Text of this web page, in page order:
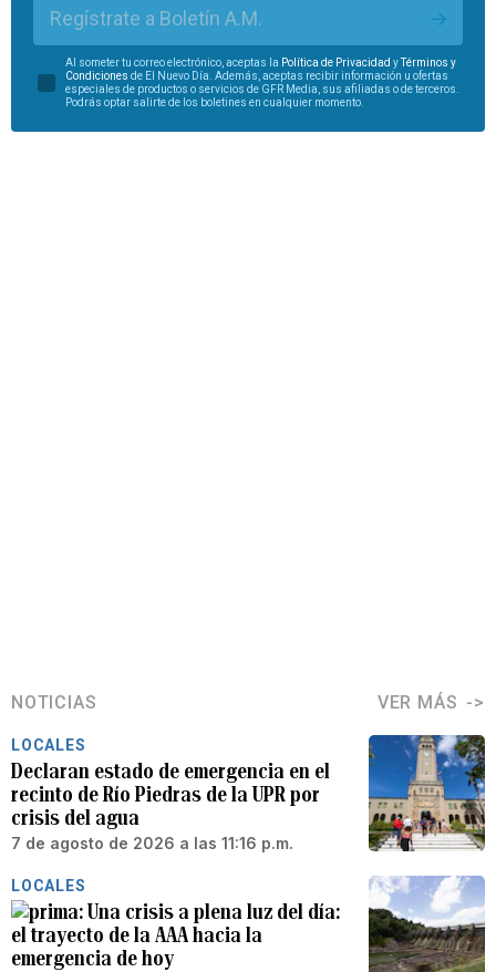
Regístrate a Boletín A.M.
Al someter tu correo electrónico, aceptas la Política de Privacidad yTérminos y
Condiciones de El Nuevo Día. Además, aceptas recibir información u ofertas
especiales de productos o servicios de GFR Media, sus afiliadas o de terceros.
Podrás optar salirte de los boletines en cualquier momento.
NOTICIAS VER MÁS
LOCALES
Declaran estado de emergencia en el
recinto de Río Piedras de la UPR por
crisis del agua
7 de agosto de 2026 a las 11:16 p.m.
LOCALES
Una crisis a plena luz del día:
el trayecto de la AAA hacia la
emergencia de hoy